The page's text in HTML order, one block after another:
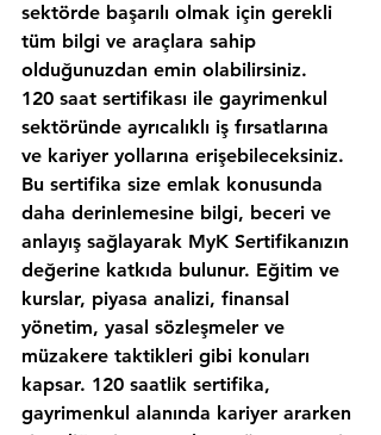
sektörde başarılı olmak için gerekli
tüm bilgi ve araçlara sahip
olduğunuzdan emin olabilirsiniz.
120 saat sertifikası ile gayrimenkul
sektöründe ayrıcalıklı iş fırsatlarına
ve kariyer yollarına erişebileceksiniz.
Bu sertifika size emlak konusunda
daha derinlemesine bilgi, beceri ve
anlayış sağlayarak MyK Sertifikanızın
değerine katkıda bulunur. Eğitim ve
kurslar, piyasa analizi, finansal
yönetim, yasal sözleşmeler ve
müzakere taktikleri gibi konuları
kapsar. 120 saatlik sertifika,
gayrimenkul alanında kariyer ararken